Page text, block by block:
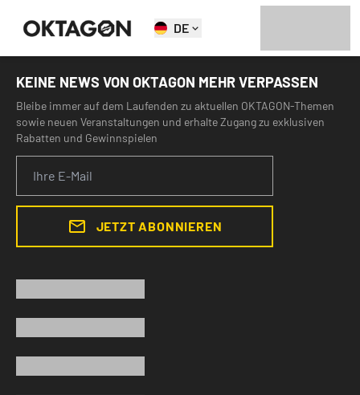
DE
KEINE NEWS VON OKTAGON MEHR VERPASSEN
Bleibe immer auf dem Laufenden zu aktuellen OKTAGON-Themen
sowie neuen Veranstaltungen und erhalte Zugang zu exklusiven
Rabatten und Gewinnspielen
JETZT ABONNIEREN